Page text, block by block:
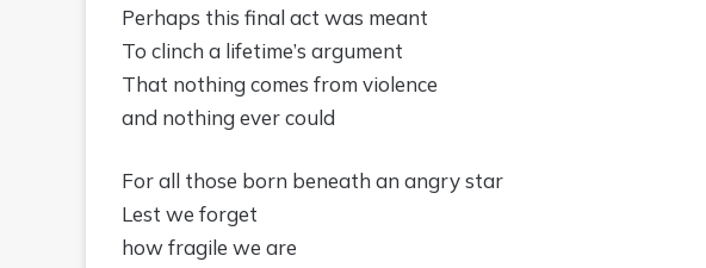
Perhaps this final act was meant
To clinch a lifetime’s argument
That nothing comes from violence
and nothing ever could
For all those born beneath an angry star
Lest we forget
how fragile we are